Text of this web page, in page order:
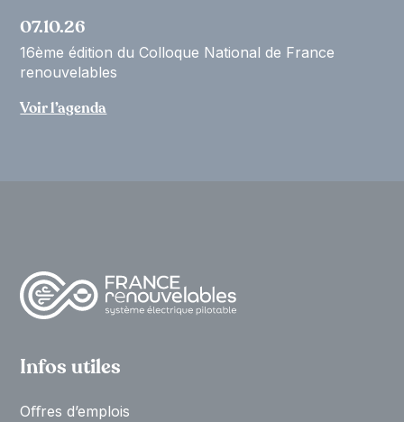
07.10.26
16ème édition du Colloque National de France
renouvelables
Voir l’agenda
Infos utiles
Oﬀres d’emplois